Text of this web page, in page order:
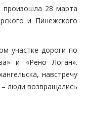
произошла 28 марта
и Пинежского
участке дороги по
и «Рено Логан».
навстречу
люди возвращались